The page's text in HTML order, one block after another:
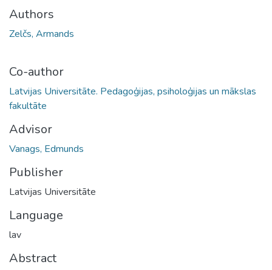
Authors
Zelčs, Armands
Co-author
Latvijas Universitāte. Pedagoģijas, psiholoģijas un mākslas
fakultāte
Advisor
Vanags, Edmunds
Publisher
Latvijas Universitāte
Language
lav
Abstract